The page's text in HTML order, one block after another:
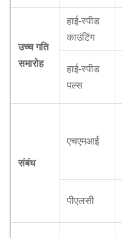
उच्च गति
समारोह
हाई-स्पीड
काउंटिंग
हाई-स्पीड
पल्स
संबंध
एचएमआई
पीएलसी